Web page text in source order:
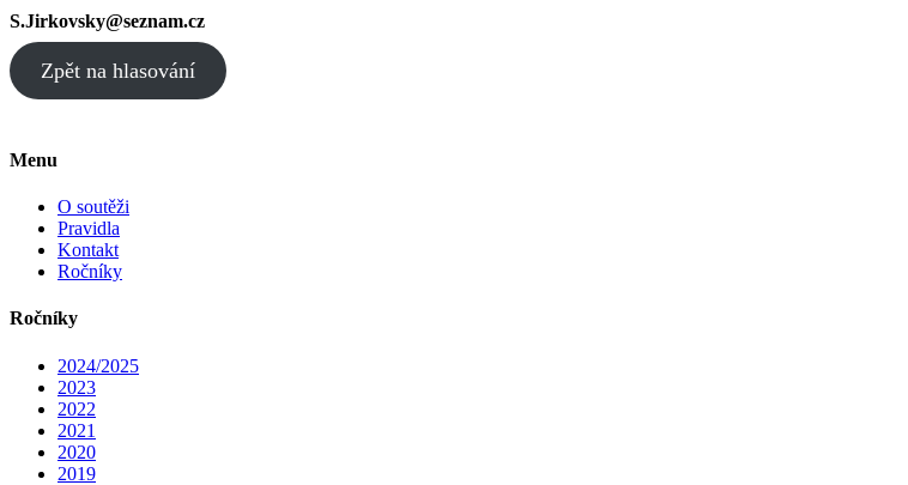
S.Jirkovsky@seznam.cz
Zpět na hlasování
Menu
O soutěži
Pravidla
Kontakt
Ročníky
Ročníky
2024/2025
2023
2022
2021
2020
2019